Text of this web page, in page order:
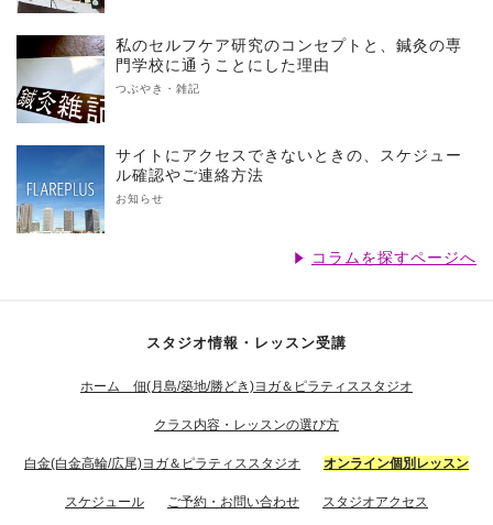
私のセルフケア研究のコンセプトと、鍼灸の専
門学校に通うことにした理由
つぶやき・雑記
サイトにアクセスできないときの、スケジュー
ル確認やご連絡方法
お知らせ
コラムを探すページへ
スタジオ情報・レッスン受講
ホーム 佃(月島/築地/勝どき)ヨガ＆ピラティススタジオ
クラス内容・レッスンの選び方
白金(白金高輪/広尾)ヨガ＆ピラティススタジオ オンライン個別レッスン
スケジュール ご予約・お問い合わせ スタジオアクセス